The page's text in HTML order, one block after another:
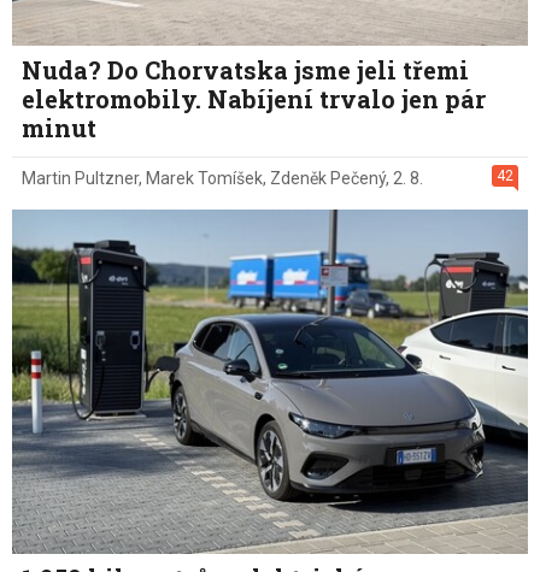
Nuda? Do Chorvatska jsme jeli třemi
elektromobily. Nabíjení trvalo jen pár
minut
42
Martin Pultzner, Marek Tomíšek, Zdeněk Pečený, 2. 8.